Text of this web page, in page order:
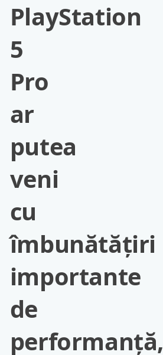
PlayStation
5
Pro
ar
putea
veni
cu
îmbunătățiri
importante
de
performanță,